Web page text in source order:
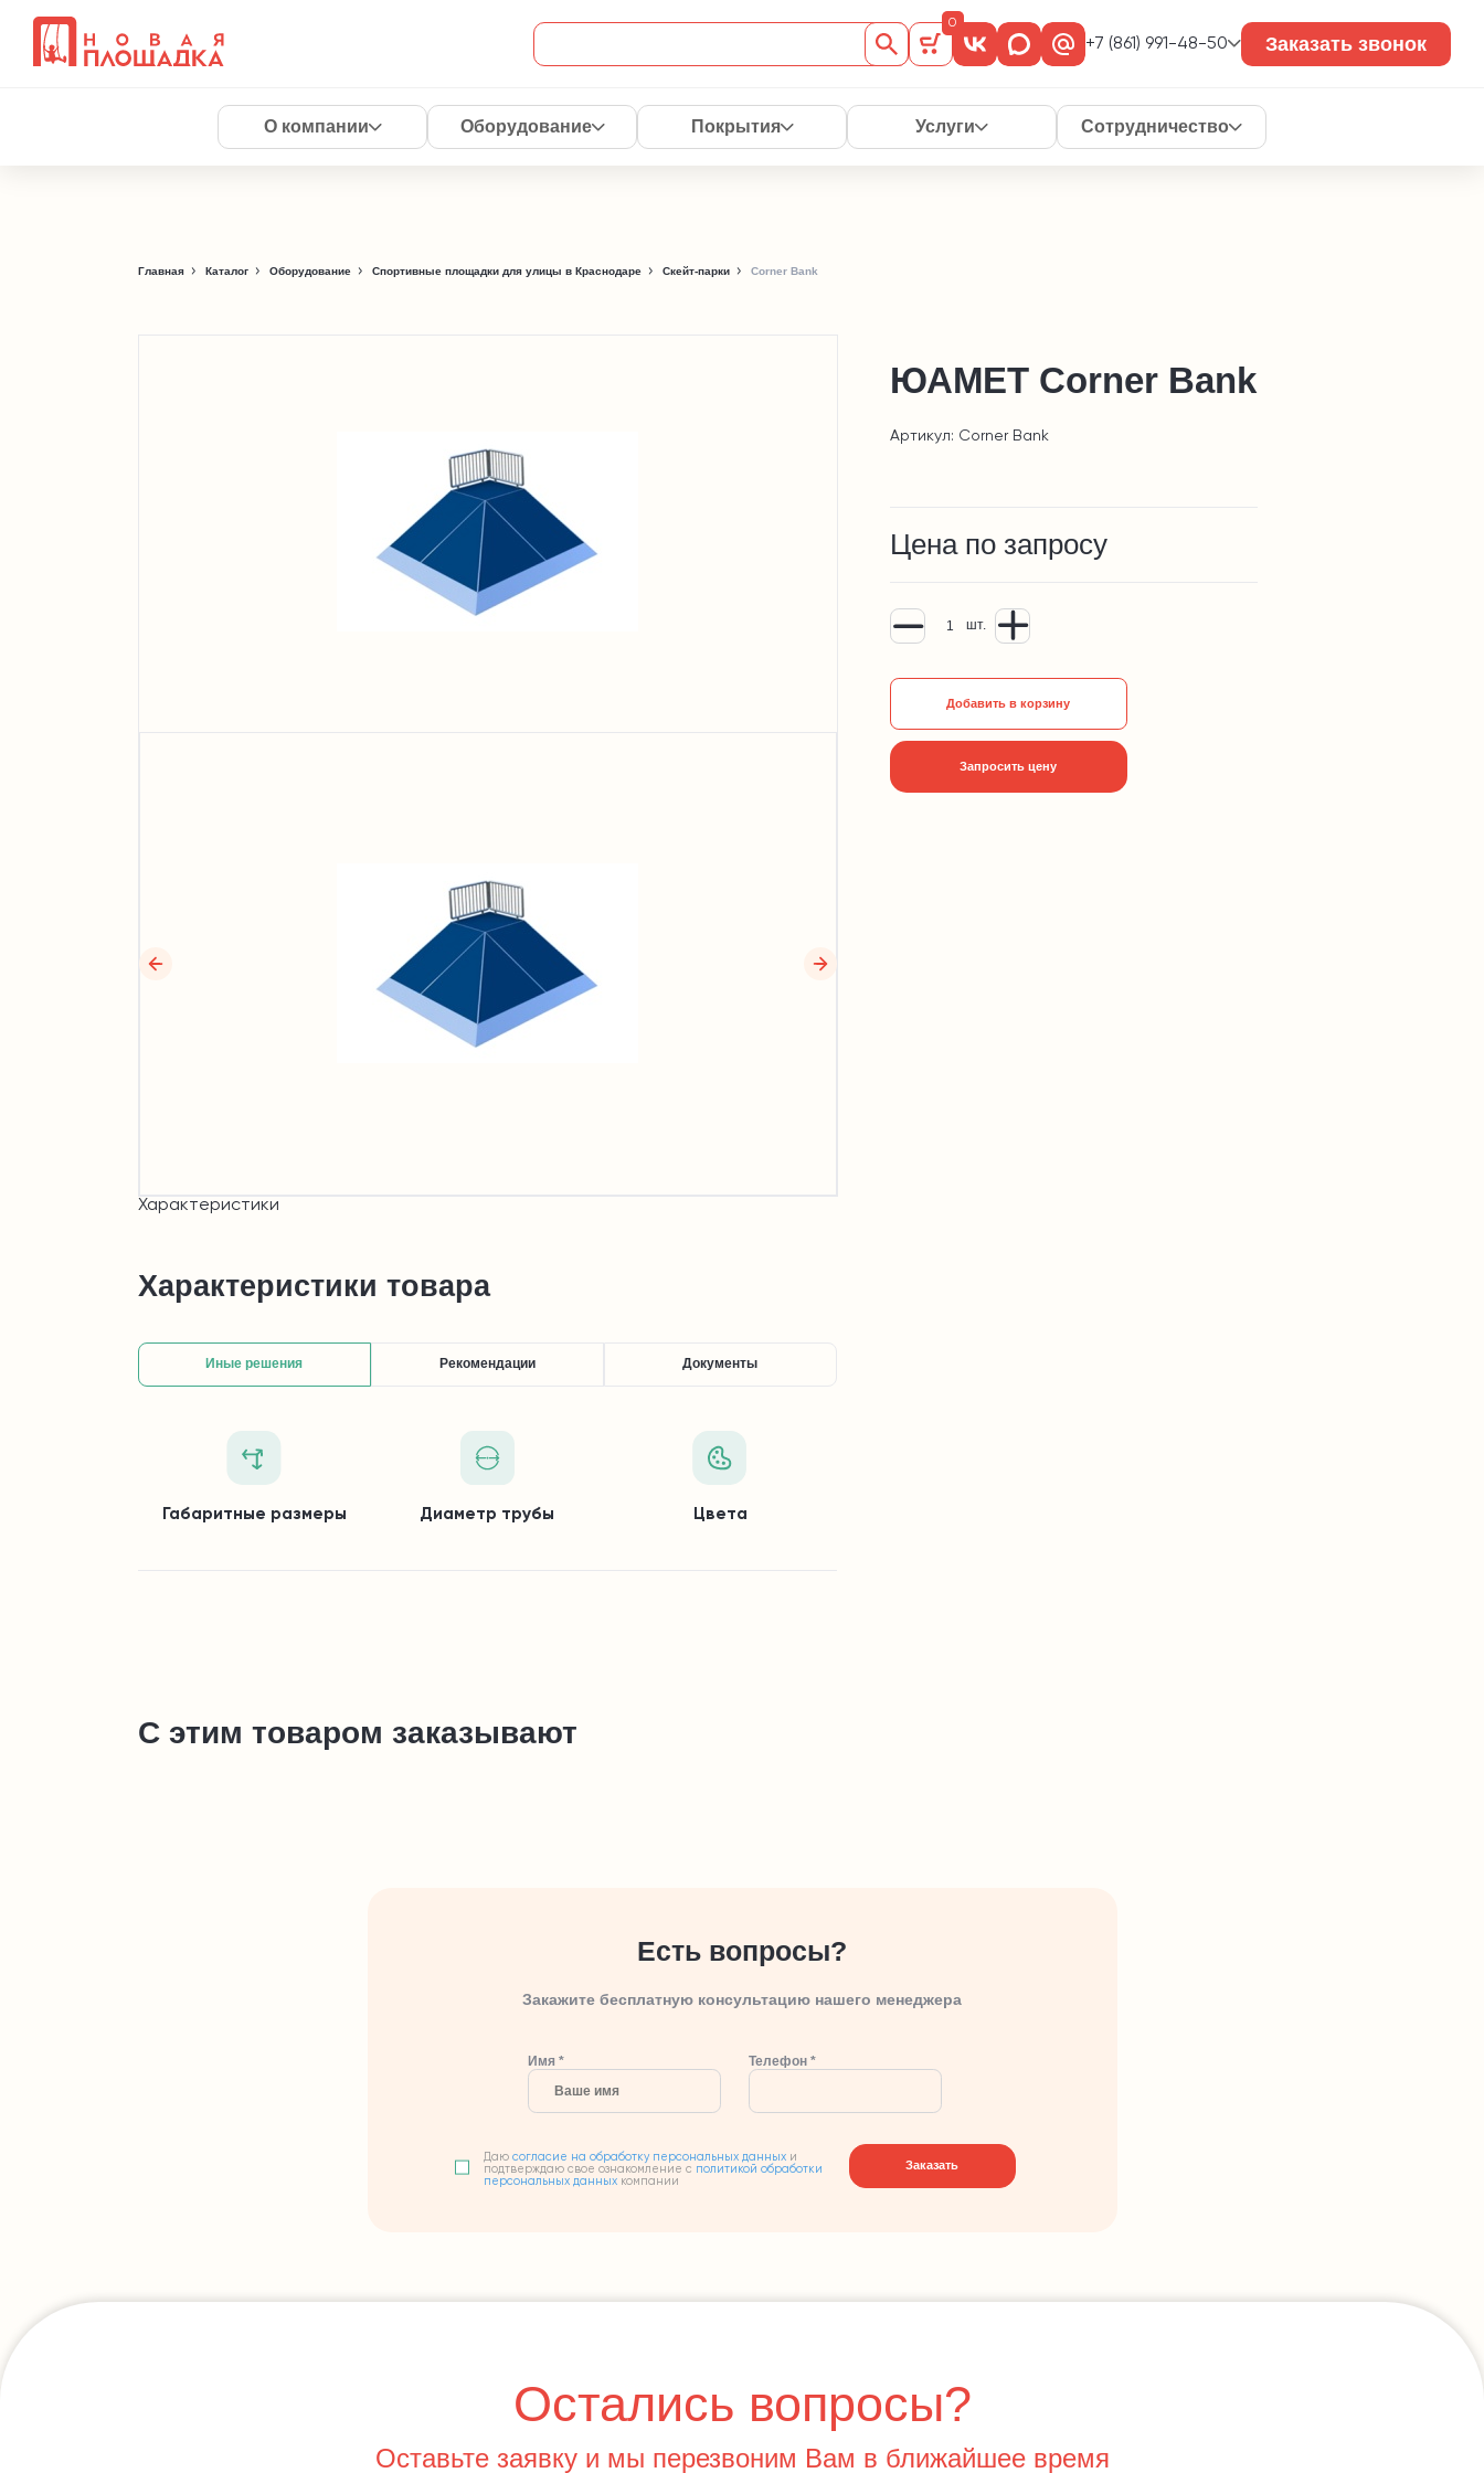
0
+7 (861) 991-48-50 Заказать звонок
О компании Оборудование Покрытия Услуги Сотрудничество
Главная Каталог Оборудование Спортивные площадки для улицы в Краснодаре Скейт-парки Corner Bank
ЮАМЕТ Corner Bank
Артикул: Corner Bank
Цена по запросу
шт.
Добавить в корзину
Запросить цену
Характеристики
Характеристики товара
Иные решения Рекомендации Документы
Габаритные размеры Диаметр трубы Цвета
С этим товаром заказывают
Есть вопросы?
Закажите бесплатную консультацию нашего менеджера
Имя * Телефон *
Даю согласие на обработку персональных данных и
подтверждаю свое ознакомление с политикой обработки
персональных данных компании
Заказать
Остались вопросы?
Оставьте заявку и мы перезвоним Вам в ближайшее время